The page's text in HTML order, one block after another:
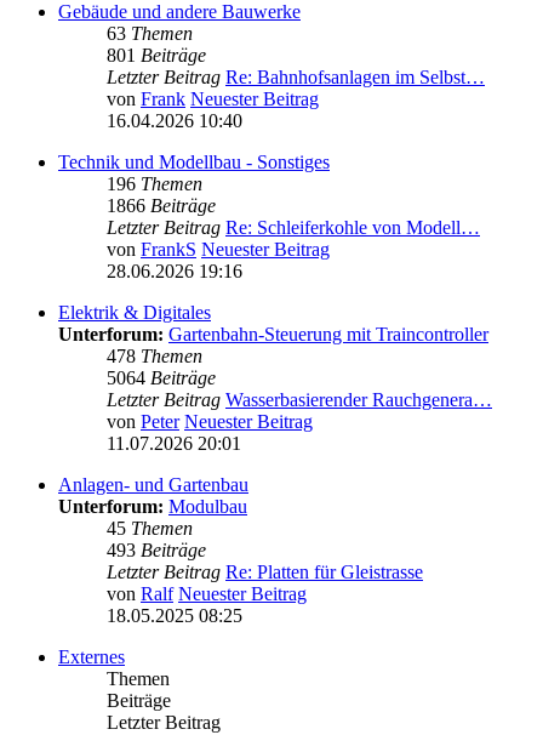
Gebäude und andere Bauwerke
63 Themen
801 Beiträge
Letzter Beitrag Re: Bahnhofsanlagen im Selbst…
von Frank Neuester Beitrag
16.04.2026 10:40
Technik und Modellbau - Sonstiges
196 Themen
1866 Beiträge
Letzter Beitrag Re: Schleiferkohle von Modell…
von FrankS Neuester Beitrag
28.06.2026 19:16
Elektrik & Digitales
Unterforum: Gartenbahn-Steuerung mit Traincontroller
478 Themen
5064 Beiträge
Letzter Beitrag Wasserbasierender Rauchgenera…
von Peter Neuester Beitrag
11.07.2026 20:01
Anlagen- und Gartenbau
Unterforum: Modulbau
45 Themen
493 Beiträge
Letzter Beitrag Re: Platten für Gleistrasse
von Ralf Neuester Beitrag
18.05.2025 08:25
Externes
Themen
Beiträge
Letzter Beitrag